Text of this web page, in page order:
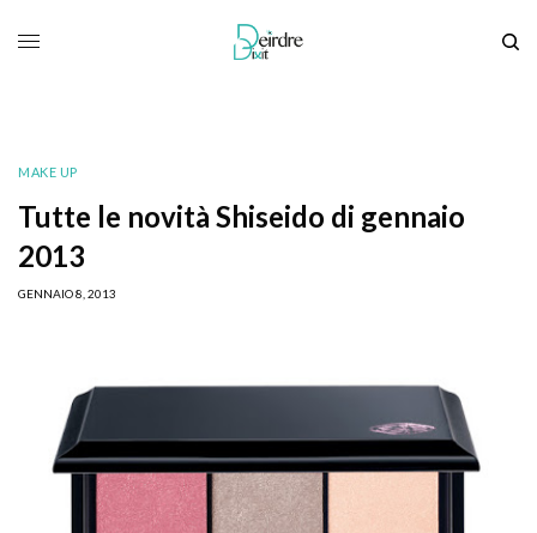
MAKE UP
Tutte le novità Shiseido di gennaio
2013
GENNAIO 8, 2013